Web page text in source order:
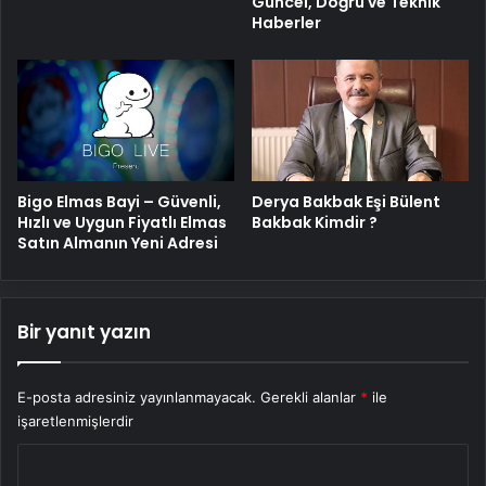
Haberler
Bigo Elmas Bayi – Güvenli,
Hızlı ve Uygun Fiyatlı Elmas
Satın Almanın Yeni Adresi
Derya Bakbak Eşi Bülent
Bakbak Kimdir ?
Bir yanıt yazın
E-posta adresiniz yayınlanmayacak. Gerekli alanlar * ile
işaretlenmişlerdir